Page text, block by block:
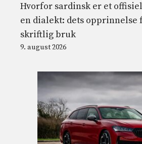
Hvorfor sardinsk er et
en dialekt: dets opprinnelse
skriftlig bruk
9. august 2026